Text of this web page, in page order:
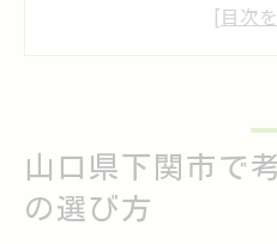
口コミや評判から
下関動物霊園や動
大切な家族と最期を迎え
ペット火葬におけ
山口県下関市で
の選び方